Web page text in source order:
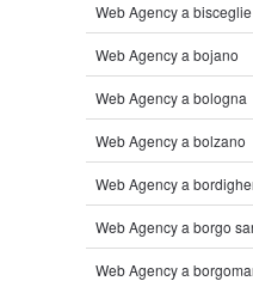
Web Agency a bisceglie
Web Agency a bojano
Web Agency a bologna
Web Agency a bolzano
Web Agency a
Web Agency a borgo
Web Agency a